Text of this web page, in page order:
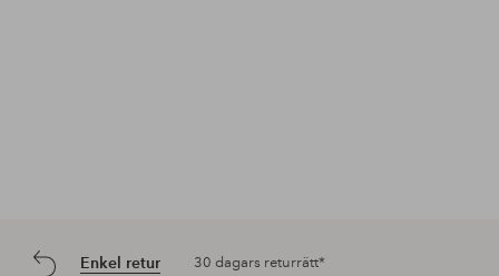
Enkel retur 30 dagars returrätt*